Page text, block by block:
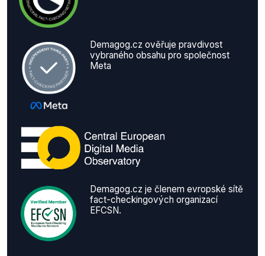
Demagog.cz ověřuje pravdivost
vybraného obsahu pro společnost
Meta
Demagog.cz je členem evropské sítě
fact-checkingových organizací
EFCSN.